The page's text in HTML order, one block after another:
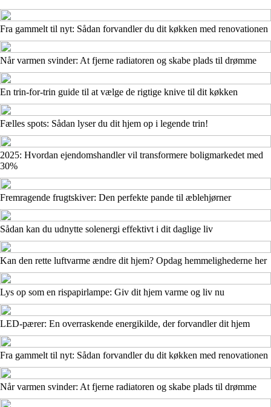
Fra gammelt til nyt: Sådan forvandler du dit køkken med renovationen
Når varmen svinder: At fjerne radiatoren og skabe plads til drømme
En trin-for-trin guide til at vælge de rigtige knive til dit køkken
Fælles spots: Sådan lyser du dit hjem op i legende trin!
2025: Hvordan ejendomshandler vil transformere boligmarkedet med
30%
Fremragende frugtskiver: Den perfekte pande til æblehjørner
Sådan kan du udnytte solenergi effektivt i dit daglige liv
Kan den rette luftvarme ændre dit hjem? Opdag hemmelighederne her
Lys op som en rispapirlampe: Giv dit hjem varme og liv nu
LED-pærer: En overraskende energikilde, der forvandler dit hjem
Fra gammelt til nyt: Sådan forvandler du dit køkken med renovationen
Når varmen svinder: At fjerne radiatoren og skabe plads til drømme